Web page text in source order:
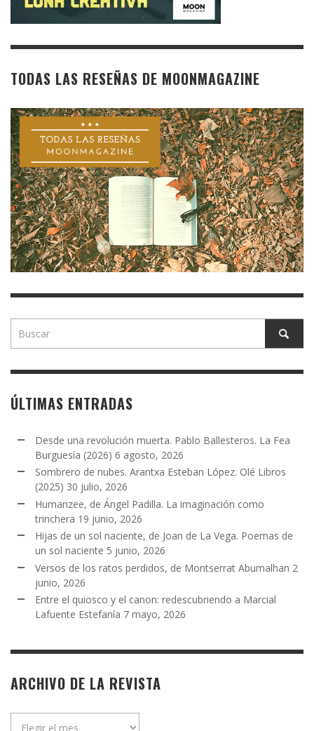
TODAS LAS RESEÑAS DE MOONMAGAZINE
ÚLTIMAS ENTRADAS
Desde una revolución muerta. Pablo Ballesteros. La Fea
Burguesía (2026) 6 agosto, 2026
Sombrero de nubes. Arantxa Esteban López. Olé Libros
(2025) 30 julio, 2026
Humanzee, de Ángel Padilla. La imaginación como
trinchera 19 junio, 2026
Hijas de un sol naciente, de Joan de La Vega. Poemas de
un sol naciente 5 junio, 2026
Versos de los ratos perdidos, de Montserrat Abumalhan 2
junio, 2026
Entre el quiosco y el canon: redescubriendo a Marcial
Lafuente Estefanía 7 mayo, 2026
ARCHIVO DE LA REVISTA